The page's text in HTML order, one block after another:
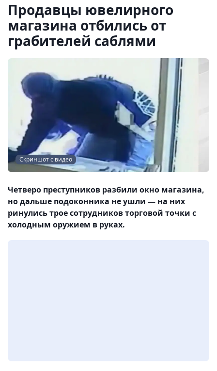
Продавцы ювелирного
магазина отбились от
грабителей саблями
Скриншот с видео
Четверо преступников разбили окно магазина,
но дальше подоконника не ушли — на них
ринулись трое сотрудников торговой точки с
холодным оружием в руках.